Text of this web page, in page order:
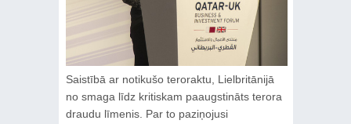
Saistībā ar notikušo teroraktu, Lielbritānijā
no smaga līdz kritiskam paaugstināts terora
draudu līmenis. Par to paziņojusi